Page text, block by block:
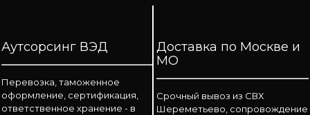
Аутсорсинг ВЭД
Перевозка, таможенное
оформление, сертификация,
ответственное хранение - в
Доставка по Москве и
МО
Срочный вывоз из СВХ
Шереметьево, сопровождение